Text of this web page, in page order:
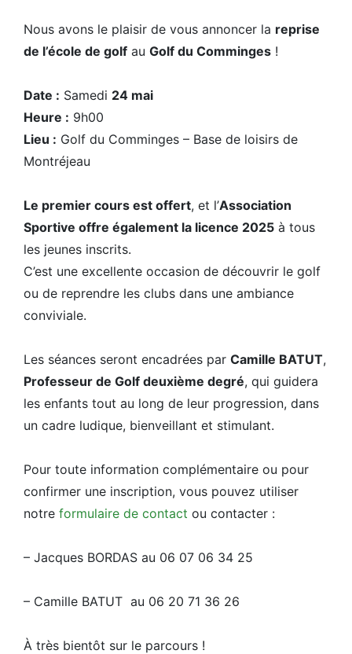
Nous avons le plaisir de vous annoncer la reprise
de l’école de golf au Golf du Comminges !
Date : Samedi 24 mai
Heure : 9h00
Lieu : Golf du Comminges – Base de loisirs de
Montréjeau
Le premier cours est offert, et l’Association
Sportive offre également la licence 2025 à tous
les jeunes inscrits.
C’est une excellente occasion de découvrir le golf
ou de reprendre les clubs dans une ambiance
conviviale.
Les séances seront encadrées par Camille BATUT,
Professeur de Golf deuxième degré, qui guidera
les enfants tout au long de leur progression, dans
un cadre ludique, bienveillant et stimulant.
Pour toute information complémentaire ou pour
confirmer une inscription, vous pouvez utiliser
notre formulaire de contact ou contacter :
– Jacques BORDAS au 06 07 06 34 25
– Camille BATUT au 06 20 71 36 26
À très bientôt sur le parcours !